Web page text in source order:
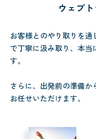
ウェブ
お客様とのやり取りを通
で丁寧に汲み取り、本当
す。
さらに、出発前の準備
お任せいただけます。